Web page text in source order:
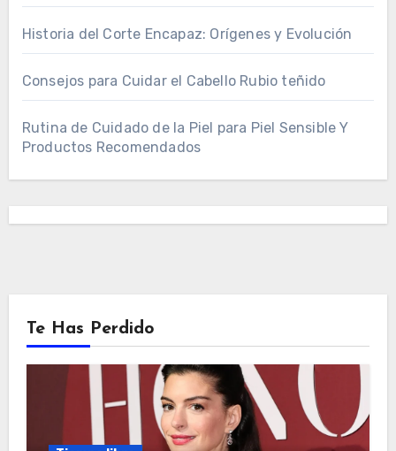
Historia del Corte Encapaz: Orígenes y Evolución
Consejos para Cuidar el Cabello Rubio teñido
Rutina de Cuidado de la Piel para Piel Sensible Y
Productos Recomendados
Te Has Perdido